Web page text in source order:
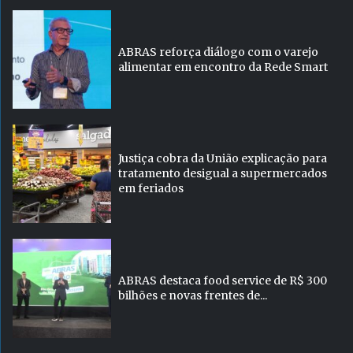
ABRAS reforça diálogo com o varejo
alimentar em encontro da Rede Smart
Justiça cobra da União explicação para
tratamento desigual a supermercados
em feriados
ABRAS destaca food service de R$ 300
bilhões e novas frentes de...